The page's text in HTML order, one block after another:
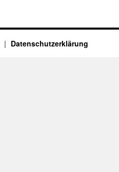
Datenschutzerklärung